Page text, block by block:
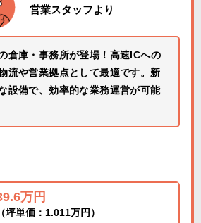
営業スタッフより
倉庫・事務所が登場！高速ICへの
流や営業拠点として最適です。新
設備で、効率的な業務運営が可能
万円
（坪単価：1.011万円）